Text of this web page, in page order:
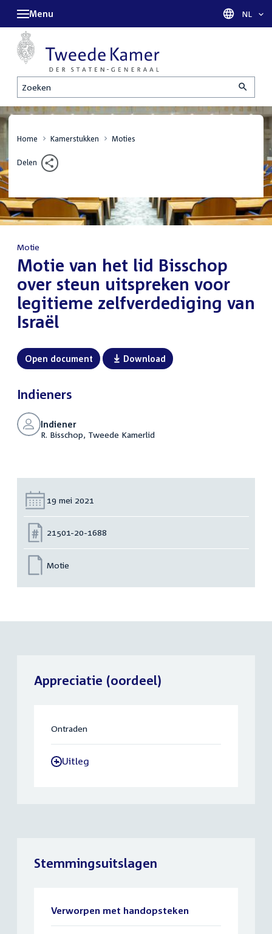
Zoeken
Menu Taal
NL
Home Kamerstukken Moties
Delen
Motie
:Motie van het lid Bisschop
over steun uitspreken voor
legitieme zelfverdediging van
Israël
Open document Download
Indieners
Indiener
R. Bisschop, Tweede Kamerlid
Datum:
19 mei 2021
Nummer:
21501-20-1688
Motie
Appreciatie (oordeel)
Ontraden
-Uitleg
Stemmingsuitslagen
Verworpen met handopsteken